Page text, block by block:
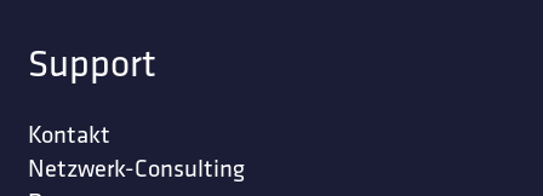
Support
Kontakt
Netzwerk-Consulting